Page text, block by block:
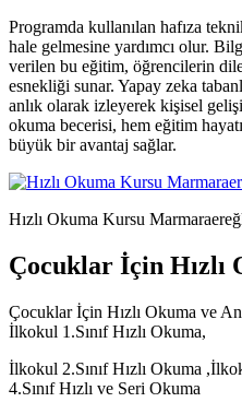
Programda kullanılan hafıza
hale gelmesine yardımcı olur.
verilen bu eğitim, öğrencilerin
esnekliği sunar. Yapay zeka
anlık olarak izleyerek kişisel
okuma becerisi, hem eğitim
büyük bir avantaj sağlar.
Hızlı Okuma Kursu
Çocuklar İçin Hızlı
Çocuklar İçin Hızlı Okuma ve
İlkokul 1.Sınıf Hızlı Okuma,
İlkokul 2.Sınıf Hızlı Okuma
4.Sınıf Hızlı ve Seri Okuma